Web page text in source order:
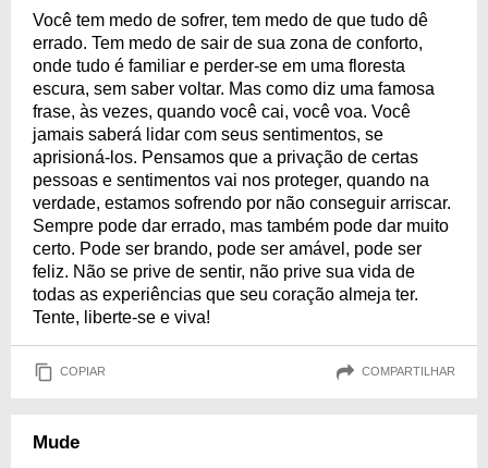
Você tem medo de sofrer, tem medo de que tudo dê
errado. Tem medo de sair de sua zona de conforto,
onde tudo é familiar e perder-se em uma floresta
escura, sem saber voltar. Mas como diz uma famosa
frase, às vezes, quando você cai, você voa. Você
jamais saberá lidar com seus sentimentos, se
aprisioná-los. Pensamos que a privação de certas
pessoas e sentimentos vai nos proteger, quando na
verdade, estamos sofrendo por não conseguir arriscar.
Sempre pode dar errado, mas também pode dar muito
certo. Pode ser brando, pode ser amável, pode ser
feliz. Não se prive de sentir, não prive sua vida de
todas as experiências que seu coração almeja ter.
Tente, liberte-se e viva!
COPIAR COMPARTILHAR
Mude